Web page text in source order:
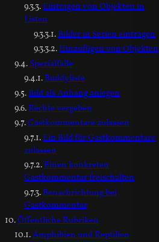
Eintragen von Objekten in
Listen
Bilder in Serien eintragen
Hinzufügen von Objekten
Spezialfälle
Buddyliste
Bild als Anhang anlegen
Rechte vergeben
Gastkommentare zulassen
Ein Bild für Gastkommentare
zulassen
Einen konkreten
Gastkommentar freischalten
Benachrichtung bei
Gastkommentar
Öffentliche Rubriken
Amphibien und Reptilien